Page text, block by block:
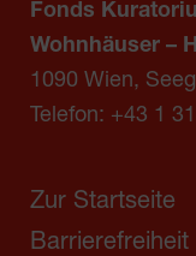
Fonds
Wohnhäuser –
1090 Wien,
Telefon: +43 1
Zur Startseite
Barrierefreiheit